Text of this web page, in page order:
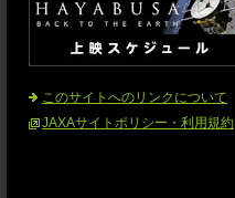
このサイトへのリンクについて
JAXAサイトポリシー・利用規約